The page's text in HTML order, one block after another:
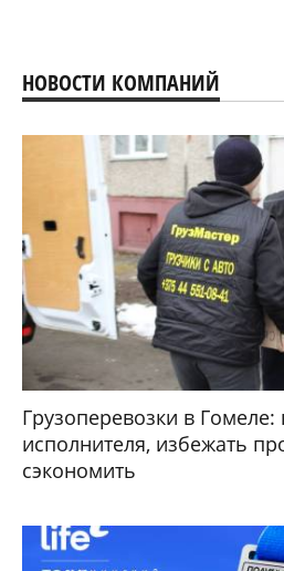
НОВОСТИ КОМПАНИЙ
Грузоперевозки в Гомеле:
исполнителя, избежать
сэкономить